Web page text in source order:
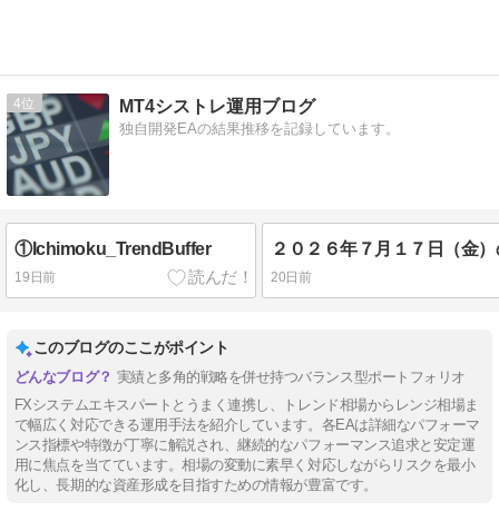
4 MT4シストレ運用ブログ
独自開発EAの結果推移を記録しています。
①Ichimoku_TrendBuffer
19日前 20日前
このブログのここがポイント
実績と多角的戦略を併せ持つバランス型ポートフォリオ
FXシステムエキスパートとうまく連携し、トレンド相場からレンジ相場ま
で幅広く対応できる運用手法を紹介しています。各EAは詳細なパフォーマ
ンス指標や特徴が丁寧に解説され、継続的なパフォーマンス追求と安定運
用に焦点を当てています。相場の変動に素早く対応しながらリスクを最小
化し、長期的な資産形成を目指すための情報が豊富です。